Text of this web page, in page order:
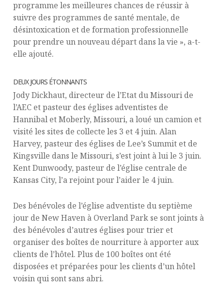
programme les meilleures chances de réussir à
suivre des programmes de santé mentale, de
désintoxication et de formation professionnelle
pour prendre un nouveau départ dans la vie », a-t-
elle ajouté.
DEUX JOURS ÉTONNANTS
Jody Dickhaut, directeur de l’Etat du Missouri de
l’AEC et pasteur des églises adventistes de
Hannibal et Moberly, Missouri, a loué un camion et
visité les sites de collecte les 3 et 4 juin. Alan
Harvey, pasteur des églises de Lee’s Summit et de
Kingsville dans le Missouri, s’est joint à lui le 3 juin.
Kent Dunwoody, pasteur de l’église centrale de
Kansas City, l’a rejoint pour l’aider le 4 juin.
Des bénévoles de l’église adventiste du septième
jour de New Haven à Overland Park se sont joints à
des bénévoles d’autres églises pour trier et
organiser des boîtes de nourriture à apporter aux
clients de l’hôtel. Plus de 100 boîtes ont été
disposées et préparées pour les clients d’un hôtel
voisin qui sont sans abri.